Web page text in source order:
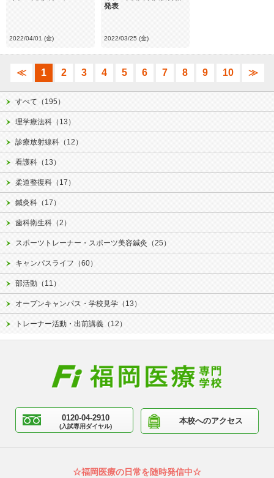
2022/04/01 (金)
発表
2022/03/25 (金)
≪ 1 2 3 4 5 6 7 8 9 10 ≫
すべて（195）
理学療法科（13）
診療放射線科（12）
看護科（13）
柔道整復科（17）
鍼灸科（17）
歯科衛生科（2）
スポーツトレーナー・スポーツ美容鍼灸（25）
キャンパスライフ（60）
部活動（11）
オープンキャンパス・学校見学（13）
トレーナー活動・出前講義（12）
0120-04-2910
(入試専用ダイヤル)
本校へのアクセス
☆福岡医療の日常を随時発信中☆